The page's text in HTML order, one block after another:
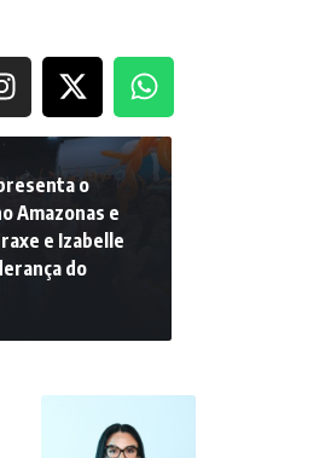
o
Amazonas e
e Izabelle
do